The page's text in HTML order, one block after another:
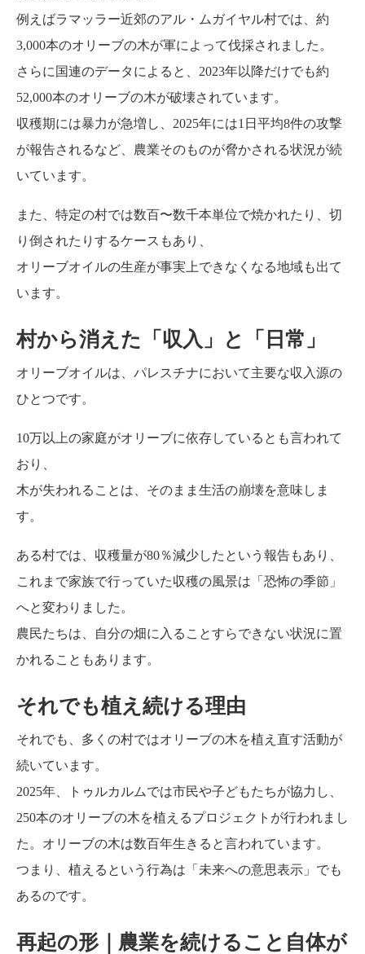
例えばラマッラー近郊のアル・ムガイヤル村では、約
3,000本のオリーブの木が軍によって伐採されました。
さらに国連のデータによると、2023年以降だけでも約
52,000本のオリーブの木が破壊されています。
収穫期には暴力が急増し、2025年には1日平均8件の攻撃
が報告されるなど、農業そのものが脅かされる状況が続
いています。
また、特定の村では数百〜数千本単位で焼かれたり、切
り倒されたりするケースもあり、
オリーブオイルの生産が事実上できなくなる地域も出て
います。
村から消えた「収入」と「日常」
オリーブオイルは、パレスチナにおいて主要な収入源の
ひとつです。
10万以上の家庭がオリーブに依存しているとも言われて
おり、
木が失われることは、そのまま生活の崩壊を意味しま
す。
ある村では、収穫量が80％減少したという報告もあり、
これまで家族で行っていた収穫の風景は「恐怖の季節」
へと変わりました。
農民たちは、自分の畑に入ることすらできない状況に置
かれることもあります。
それでも植え続ける理由
それでも、多くの村ではオリーブの木を植え直す活動が
続いています。
2025年、トゥルカルムでは市民や子どもたちが協力し、
250本のオリーブの木を植えるプロジェクトが行われまし
た。オリーブの木は数百年生きると言われています。
つまり、植えるという行為は「未来への意思表示」でも
あるのです。
再起の形｜農業を続けること自体が